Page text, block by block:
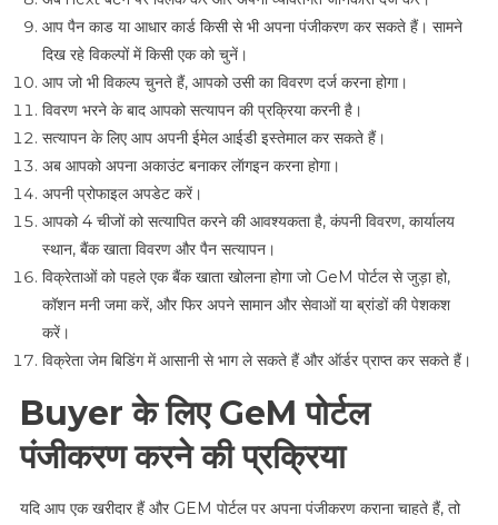
आप पैन काड या आधार कार्ड किसी से भी अपना पंजीकरण कर सकते हैं। सामने
दिख रहे विकल्पों में किसी एक को चुनें।
आप जो भी विकल्प चुनते हैं, आपको उसी का विवरण दर्ज करना होगा।
विवरण भरने के बाद आपको सत्यापन की प्रक्रिया करनी है।
सत्यापन के लिए आप अपनी ईमेल आईडी इस्तेमाल कर सकते हैं।
अब आपको अपना अकाउंट बनाकर लॅागइन करना होगा।
अपनी प्रोफाइल अपडेट करें।
आपको 4 चीजों को सत्यापित करने की आवश्यकता है, कंपनी विवरण, कार्यालय
स्थान, बैंक खाता विवरण और पैन सत्यापन।
विक्रेताओं को पहले एक बैंक खाता खोलना होगा जो GeM पोर्टल से जुड़ा हो,
कॉशन मनी जमा करें, और फिर अपने सामान और सेवाओं या ब्रांडों की पेशकश
करें।
विक्रेता जेम बिडिंग में आसानी से भाग ले सकते हैं और ऑर्डर प्राप्त कर सकते हैं।
Buyer के लिए GeM पोर्टल
पंजीकरण करने की प्रक्रिया
यदि आप एक खरीदार हैं और GEM पोर्टल पर अपना पंजीकरण कराना चाहते हैं, तो